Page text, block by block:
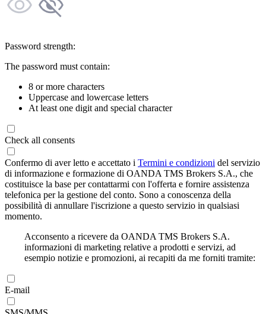
Password strength:
The password must contain:
8 or more characters
Uppercase and lowercase letters
At least one digit and special character
Check all consents
Confermo di aver letto e accettato i Termini e condizioni del servizio
di informazione e formazione di OANDA TMS Brokers S.A., che
costituisce la base per contattarmi con l'offerta e fornire assistenza
telefonica per la gestione del conto. Sono a conoscenza della
possibilità di annullare l'iscrizione a questo servizio in qualsiasi
momento.
Acconsento a ricevere da OANDA TMS Brokers S.A.
informazioni di marketing relative a prodotti e servizi, ad
esempio notizie e promozioni, ai recapiti da me forniti tramite:
E-mail